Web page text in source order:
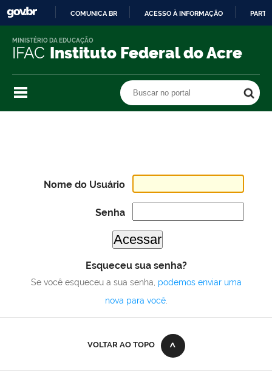
O
COMUNICA BR ACESSO À INFORMAÇÃO
IFAC Instituto Federal do Acre
MINISTÉRIO DA EDUCAÇÃO
Buscar no portal
Nome do Usuário
Senha
Esqueceu sua senha?
Se você esqueceu a sua senha, podemos enviar uma
nova para você.
VOLTAR AO TOPO